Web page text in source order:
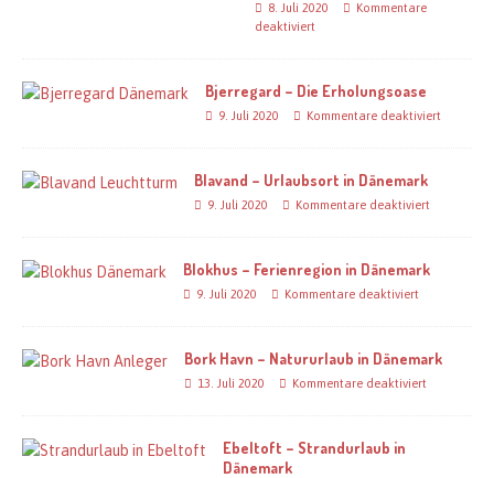
8. Juli 2020
Kommentare
deaktiviert
Bjerregard – Die Erholungsoase
9. Juli 2020 Kommentare deaktiviert
Blavand – Urlaubsort in Dänemark
9. Juli 2020 Kommentare deaktiviert
Blokhus – Ferienregion in Dänemark
9. Juli 2020 Kommentare deaktiviert
Bork Havn – Natururlaub in Dänemark
13. Juli 2020 Kommentare deaktiviert
Ebeltoft – Strandurlaub in
Dänemark